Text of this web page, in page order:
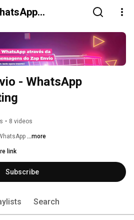
- WhatsApp
• 8 videos
...more
link
Subscribe
Search